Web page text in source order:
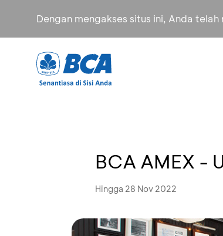
Dengan mengakses situs ini, Anda
BCA AMEX -
Hingga 28 Nov 2022